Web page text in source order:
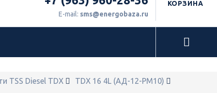
КОРЗИНА
E-mail: sms@energobaza.ru
TSS Diesel TDX
TDX 16 4L (АД-12-РМ10)